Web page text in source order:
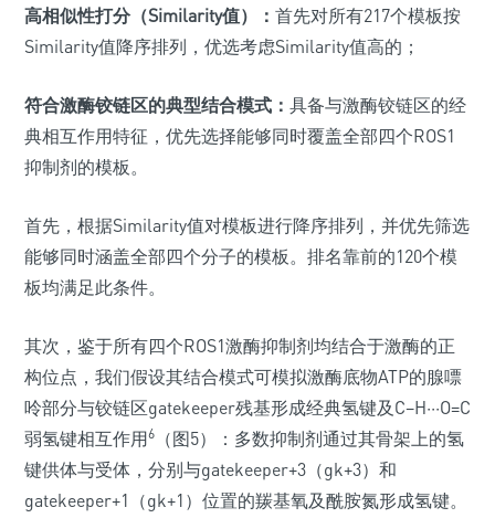
高相似性打分（Similarity值）： 首先对所有217个模板按
Similarity值降序排列，优选考虑Similarity值高的；
符合激酶铰链区的典型结合模式： 具备与激酶铰链区的经
典相互作用特征，优先选择能够同时覆盖全部四个ROS1
抑制剂的模板。
首先，根据Similarity值对模板进行降序排列，并优先筛选
能够同时涵盖全部四个分子的模板。排名靠前的120个模
板均满足此条件。
其次，鉴于所有四个ROS1激酶抑制剂均结合于激酶的正
构位点，我们假设其结合模式可模拟激酶底物ATP的腺嘌
呤部分与铰链区gatekeeper残基形成经典氢键及C–H···O=C
弱氢键相互作用6
（图5）：多数抑制剂通过其骨架上的氢
键供体与受体，分别与gatekeeper+3（gk+3）和
gatekeeper+1（gk+1）位置的羰基氧及酰胺氮形成氢键。